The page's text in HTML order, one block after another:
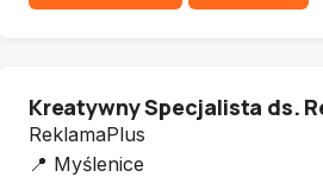
Kreatywny Specjalista ds.
ReklamaPlus
📍 Myślenice